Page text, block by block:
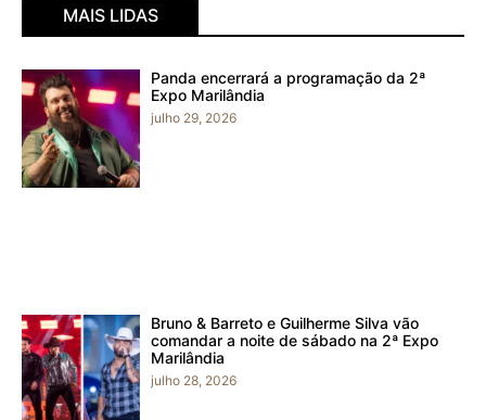
MAIS LIDAS
Panda encerrará a programação da 2ª
Expo Marilândia
julho 29, 2026
Bruno & Barreto e Guilherme Silva vão
comandar a noite de sábado na 2ª Expo
Marilândia
julho 28, 2026